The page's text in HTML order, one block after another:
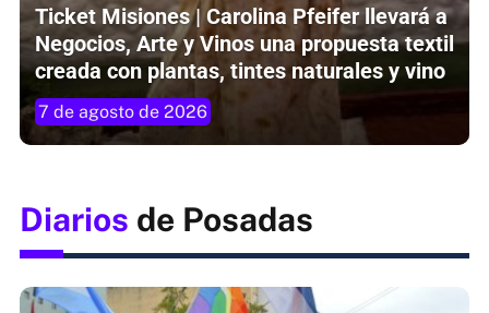
Ticket Misiones | Carolina Pfeifer llevará a
Negocios, Arte y Vinos una propuesta textil
creada con plantas, tintes naturales y vino
7 de agosto de 2026
Diarios de Posadas